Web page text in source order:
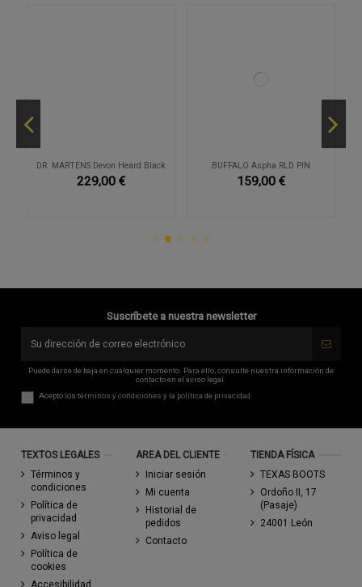
DR. MARTENS Devon Heard Black
229,00 €
BUFFALO Aspha RLD PIN
159,00 €
Suscríbete a nuestra newsletter
Puede darse de baja en cualquier momento. Para ello, consulte nuestra información de
contacto en el aviso legal.
Acepto lostérminos y condiciones y la política de privacidad
TEXTOS LEGALES
Términos y
condiciones
Política de
privacidad
Aviso legal
Política de
cookies
Accesibilidad
AREA DEL CLIENTE
Iniciar sesión
Mi cuenta
Historial de
pedidos
Contacto
TIENDA FÍSICA
TEXAS BOOTS
Ordoño II, 17
(Pasaje)
24001 León